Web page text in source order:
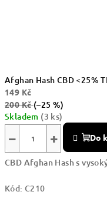
Afghan Hash CBD <25%
149 Kč
200 Kč(–25 %)
Skladem (3 ks)
+
− Do
CBD Afghan Hash s
Kód: C210